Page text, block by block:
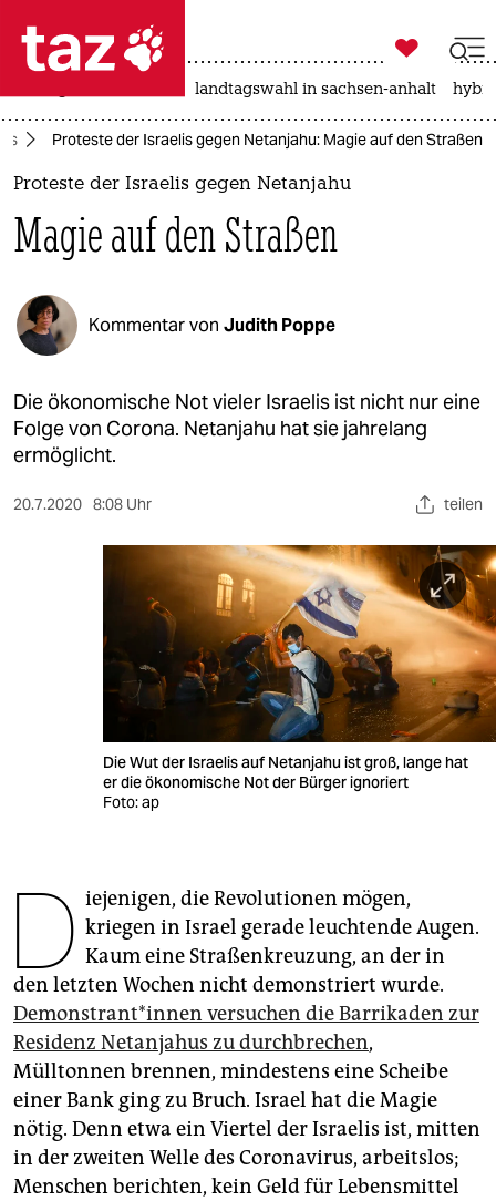
 taz zahl ich
taz zahl ich
politik
öko
gesellschaft
kultur
sport
berlin
genossenschaft
epaper login

taz zahl ich
landtagswahl in sachsen-anhalt
Proteste der Israelis gegen Netanjahu: Magie auf den Straßen
Proteste der Israelis gegen Netanjahu
Magie auf den Straßen
Kommentar von Judith Poppe
Die ökonomische Not vieler Israelis ist nicht nur eine
Folge von Corona. Netanjahu hat sie jahrelang
ermöglicht.
20.7.2020 8:08 Uhr teilen
Die Wut der Israelis auf Netanjahu ist groß, lange hat
er die ökonomische Not der Bürger ignoriert
Foto: ap
D iejenigen, die Revolutionen mögen,
kriegen in Israel gerade leuchtende Augen.
Kaum eine Straßenkreuzung, an der in
den letzten Wochen nicht demonstriert wurde.
Demonstrant*innen versuchen die Barrikaden zur
Residenz Netanjahus zu durchbrechen,
Mülltonnen brennen, mindestens eine Scheibe
einer Bank ging zu Bruch. Israel hat die Magie
nötig. Denn etwa ein Viertel der Israelis ist, mitten
in der zweiten Welle des ­Coronavirus, arbeitslos;
Menschen berichten, kein Geld für Lebensmittel